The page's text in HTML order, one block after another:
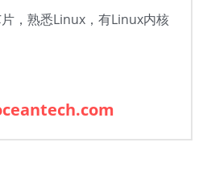
，熟悉Linux，有Linux内核